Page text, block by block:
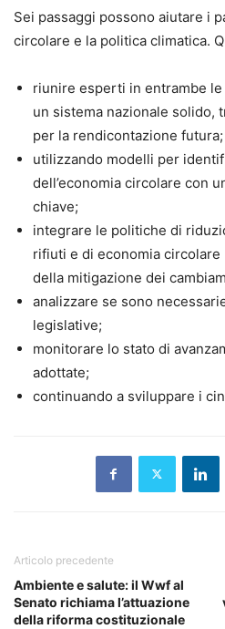
Sei passaggi possono aiutare i
circolare e la politica climatica.
riunire esperti in entrambe
un sistema nazionale solido,
per la rendicontazione futura;
utilizzando modelli per
dell’economia circolare con
chiave;
integrare le politiche di
rifiuti e di economia
della mitigazione dei
analizzare se sono
legislative;
monitorare lo stato di
adottate;
continuando a sviluppare i
Articolo precedente
Ambiente e salute: il Wwf al
Senato richiama l’attuazione
della riforma costituzionale